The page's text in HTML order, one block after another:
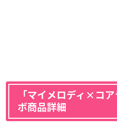
「マイメロディ×コ
ボ商品詳細